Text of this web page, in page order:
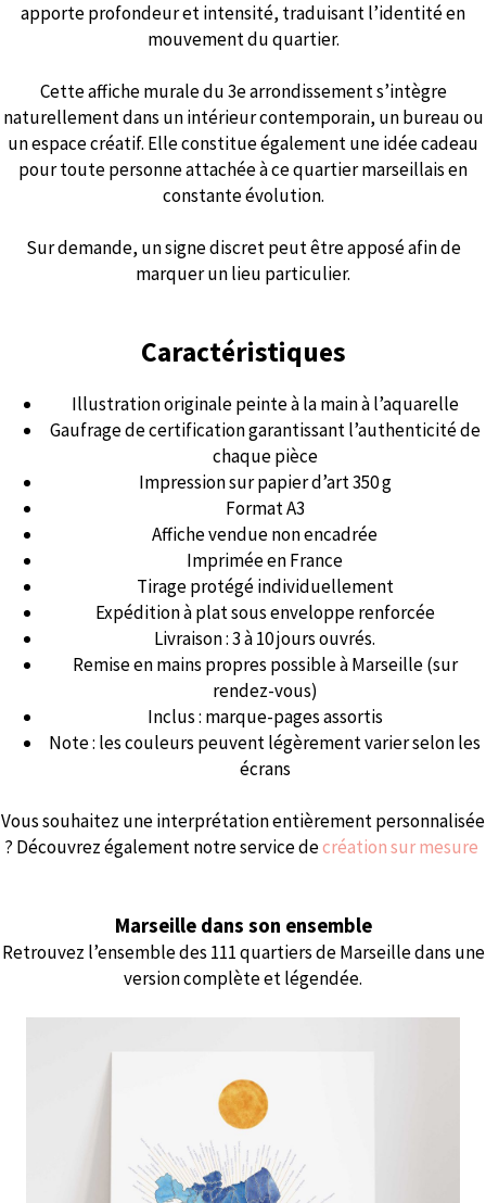
apporte profondeur et intensité, traduisant l’identité en
mouvement du quartier.
Cette affiche murale du 3e arrondissement s’intègre
naturellement dans un intérieur contemporain, un bureau ou
un espace créatif. Elle constitue également une idée cadeau
pour toute personne attachée à ce quartier marseillais en
constante évolution.
Sur demande, un signe discret peut être apposé afin de
marquer un lieu particulier.
Caractéristiques
Illustration originale peinte à la main à l’aquarelle
Gaufrage de certification garantissant l’authenticité de
chaque pièce
Impression sur papier d’art 350 g
Format A3
Affiche vendue non encadrée
Imprimée en France
Tirage protégé individuellement
Expédition à plat sous enveloppe renforcée
Livraison : 3 à 10 jours ouvrés.
Remise en mains propres possible à Marseille (sur
rendez-vous)
Inclus : marque-pages assortis
Note : les couleurs peuvent légèrement varier selon les
écrans
Vous souhaitez une interprétation entièrement personnalisée
? Découvrez également notre service decréation sur mesure
Marseille dans son ensemble
Retrouvez l’ensemble des 111 quartiers de Marseille dans une
version complète et légendée.